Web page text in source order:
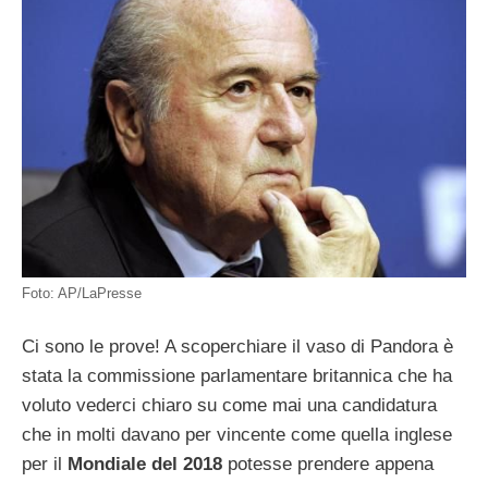
Foto: AP/LaPresse
Ci sono le prove! A scoperchiare il vaso di Pandora è
stata la commissione parlamentare britannica che ha
voluto vederci chiaro su come mai una candidatura
che in molti davano per vincente come quella inglese
per il Mondiale del 2018 potesse prendere appena